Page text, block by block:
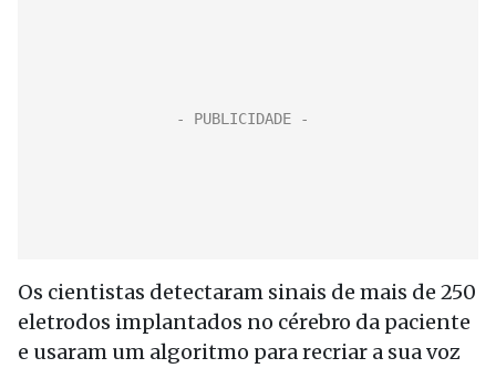
Os cientistas detectaram sinais de mais de 250
eletrodos implantados no cérebro da paciente
e usaram um algoritmo para recriar a sua voz